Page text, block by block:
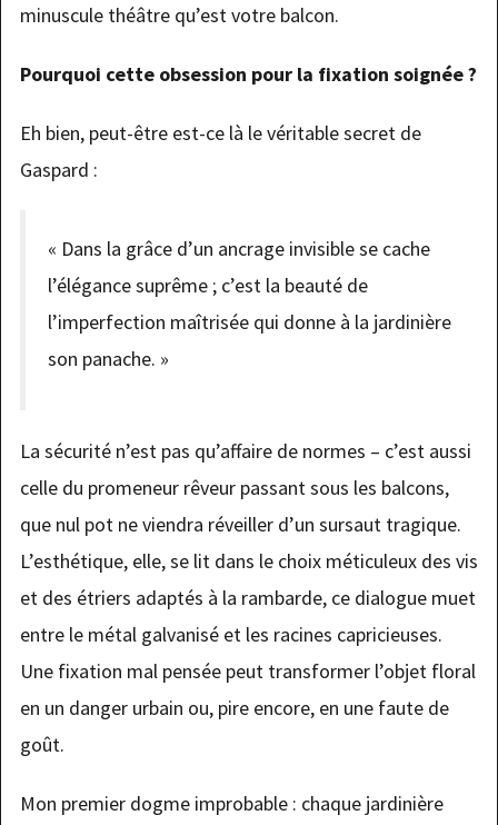
minuscule théâtre qu’est votre balcon.
Pourquoi cette obsession pour la fixation soignée ?
Eh bien, peut-être est-ce là le véritable secret de
Gaspard :
« Dans la grâce d’un ancrage invisible se cache
l’élégance suprême ; c’est la beauté de
l’imperfection maîtrisée qui donne à la jardinière
son panache. »
La sécurité n’est pas qu’affaire de normes – c’est aussi
celle du promeneur rêveur passant sous les balcons,
que nul pot ne viendra réveiller d’un sursaut tragique.
L’esthétique, elle, se lit dans le choix méticuleux des vis
et des étriers adaptés à la rambarde, ce dialogue muet
entre le métal galvanisé et les racines capricieuses.
Une fixation mal pensée peut transformer l’objet floral
en un danger urbain ou, pire encore, en une faute de
goût.
Mon premier dogme improbable : chaque jardinière